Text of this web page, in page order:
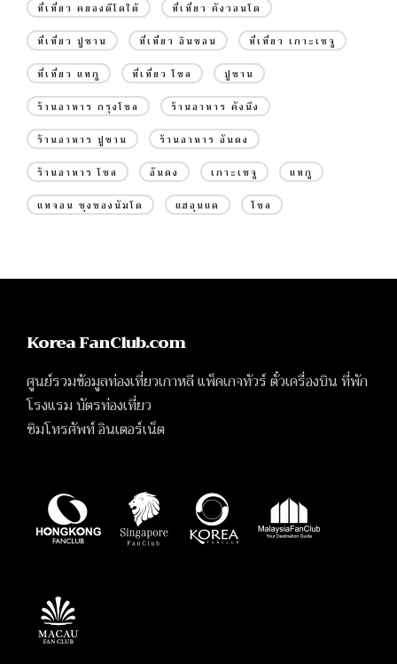
ที่เที่ยว คยองดีโดใต้ ที่เที่ยว คังวอนโด
ที่เที่ยว ปูซาน ที่เที่ยว อินชอน ที่เที่ยว เกาะเชจู
ที่เที่ยว แทกู ที่เที่ยว โซล ปูซาน
ร้านอาหาร กรุงโซล ร้านอาหาร คังนึง
ร้านอาหาร ปูซาน ร้านอาหาร อันดง
ร้านอาหาร โซล อันดง เกาะเชจู แทกู
แทจอน ชุงชองนัมโด แฮอุนแด โซล
Korea FanClub.com
ศูนย์รวมข้อมูลท่องเที่ยวเกาหลี แพ็คเกจทัวร์ ตั๋วเครื่องบิน ที่พัก
โรงแรม บัตรท่องเที่ยว
ซิมโทรศัพท์ อินเตอร์เน็ต